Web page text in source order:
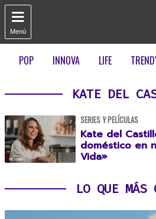

Menú
POP INNOVA LIFE
KATE DEL
SERIES Y PELÍCULAS
Kate del
doméstico en
Vida»
LO QUE MÁS